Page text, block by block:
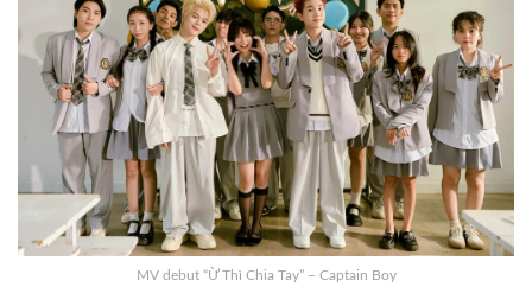
MV debut “Ừ Thì Chia Tay” – Captain Boy